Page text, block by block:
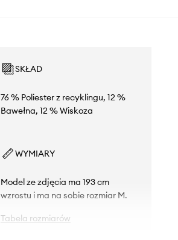
SKŁAD
76 % Poliester z recyklingu, 12 %
Bawełna, 12 % Wiskoza
WYMIARY
Model ze zdjęcia ma 193 cm
wzrostu i ma na sobie rozmiar M.
Tabela rozmiarów